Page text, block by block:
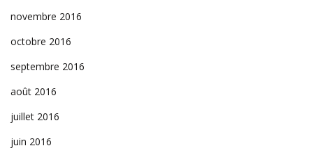
novembre 2016
octobre 2016
septembre 2016
août 2016
juillet 2016
juin 2016